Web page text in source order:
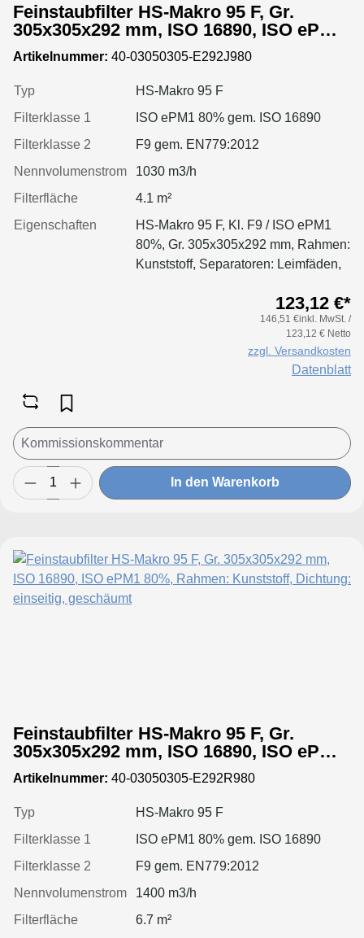
Feinstaubfilter HS-Makro 95 F, Gr.
305x305x292 mm, ISO 16890, ISO ePM1
80%, Rahmen: Kunststoff, Dichtung:
einseitig, geschäumt
Artikelnummer: 40-03050305-E292J980
Typ
HS-Makro 95 F
Filterklasse 1
ISO ePM1 80% gem. ISO 16890
Filterklasse 2
F9 gem. EN779:2012
Nennvolumenstrom
1030 m3/h
Filterfläche
4.1 m²
Eigenschaften
HS-Makro 95 F, Kl. F9 / ISO ePM1
80%, Gr. 305x305x292 mm, Rahmen:
Kunststoff, Separatoren: Leimfäden,
123,12 €*
146,51 €inkl. MwSt. /
123,12 € Netto
zzgl. Versandkosten
Datenblatt
In den Warenkorb
Feinstaubfilter HS-Makro 95 F, Gr.
305x305x292 mm, ISO 16890, ISO ePM1
80%, Rahmen: Kunststoff, Dichtung:
einseitig, geschäumt
Artikelnummer: 40-03050305-E292R980
Typ
HS-Makro 95 F
Filterklasse 1
ISO ePM1 80% gem. ISO 16890
Filterklasse 2
F9 gem. EN779:2012
Nennvolumenstrom
1400 m3/h
Filterfläche
6.7 m²